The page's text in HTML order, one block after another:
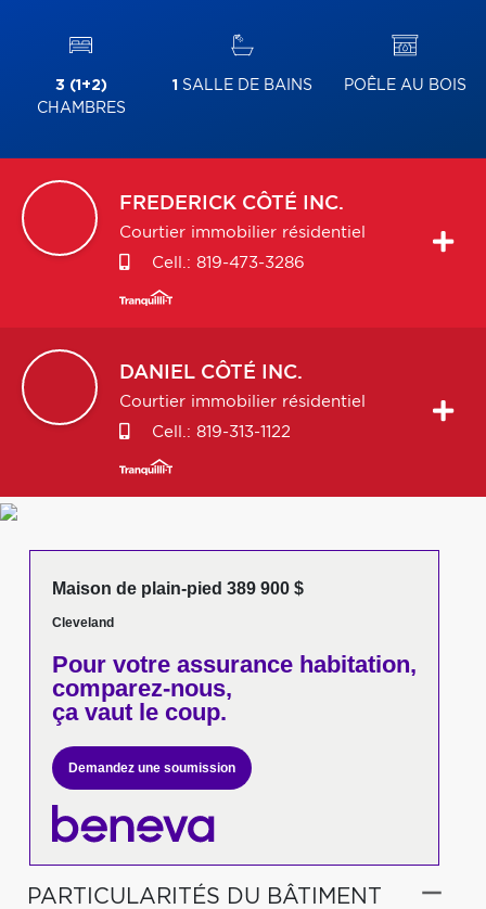
3 (1+2)
CHAMBRES
1 SALLE DE BAINS POÊLE AU BOIS
FREDERICK CÔTÉ INC.
Courtier immobilier résidentiel
Cell.: 819-473-3286
DANIEL CÔTÉ INC.
Courtier immobilier résidentiel
Cell.: 819-313-1122
Maison de plain-pied 389 900 $
Cleveland
Pour votreassurance habitation,
comparez-nous,
ça vaut le coup.
Demandez une soumission
PARTICULARITÉS DU BÂTIMENT